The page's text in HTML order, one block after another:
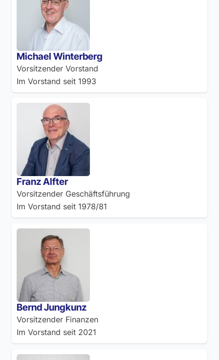
Michael Winterberg
Vorsitzender Vorstand
Im Vorstand seit 1993
Franz Alfter
Vorsitzender Geschäftsführung
Im Vorstand seit 1978/81
Bernd Jungkunz
Vorsitzender Finanzen
Im Vorstand seit 2021